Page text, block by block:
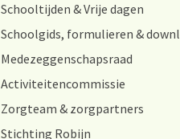
Schooltijden & Vrije dagen
Schoolgids, formulieren &
Medezeggenschapsraad
Activiteitencommissie
Zorgteam & zorgpartners
Stichting Robijn